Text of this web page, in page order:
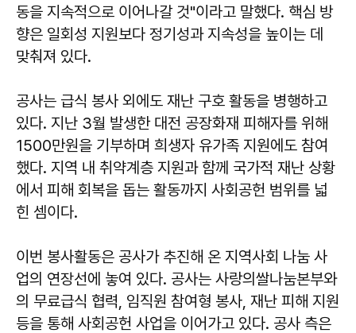
동을 지속적으로 이어나갈 것"이라고 말했다. 핵심 방
향은 일회성 지원보다 정기성과 지속성을 높이는 데
맞춰져 있다.
공사는 급식 봉사 외에도 재난 구호 활동을 병행하고
있다. 지난 3월 발생한 대전 공장화재 피해자를 위해
1500만원을 기부하며 희생자 유가족 지원에도 참여
했다. 지역 내 취약계층 지원과 함께 국가적 재난 상황
에서 피해 회복을 돕는 활동까지 사회공헌 범위를 넓
힌 셈이다.
이번 봉사활동은 공사가 추진해 온 지역사회 나눔 사
업의 연장선에 놓여 있다. 공사는 사랑의쌀나눔본부와
의 무료급식 협력, 임직원 참여형 봉사, 재난 피해 지원
등을 통해 사회공헌 사업을 이어가고 있다. 공사 측은